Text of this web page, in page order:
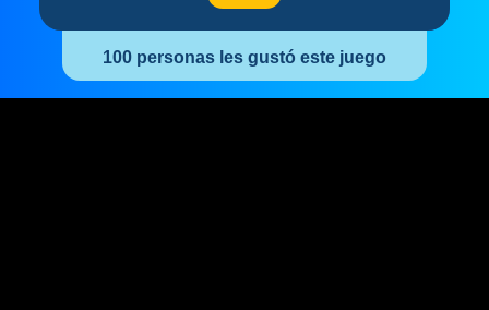
100 personas les gustó este juego